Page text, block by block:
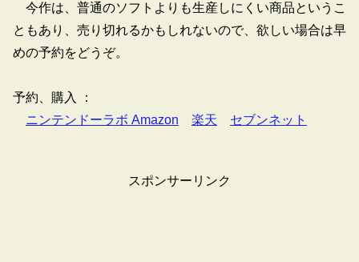
今作は、普通のソフトよりも生産しにくい商品というこ
ともあり、売り切れるかもしれないので、欲しい場合は早
めの予約をどうぞ。
予約、購入 ：
ニンテンドーラボ Amazon
楽天 セブンネット
スポンサーリンク